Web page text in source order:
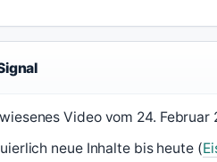
Video vom 24. Februar
neue Inhalte bis heute (